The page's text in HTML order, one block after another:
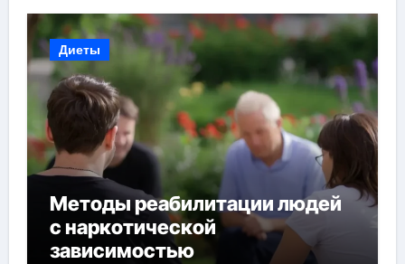
Диеты
Методы реабилитации людей
с наркотической
зависимостью